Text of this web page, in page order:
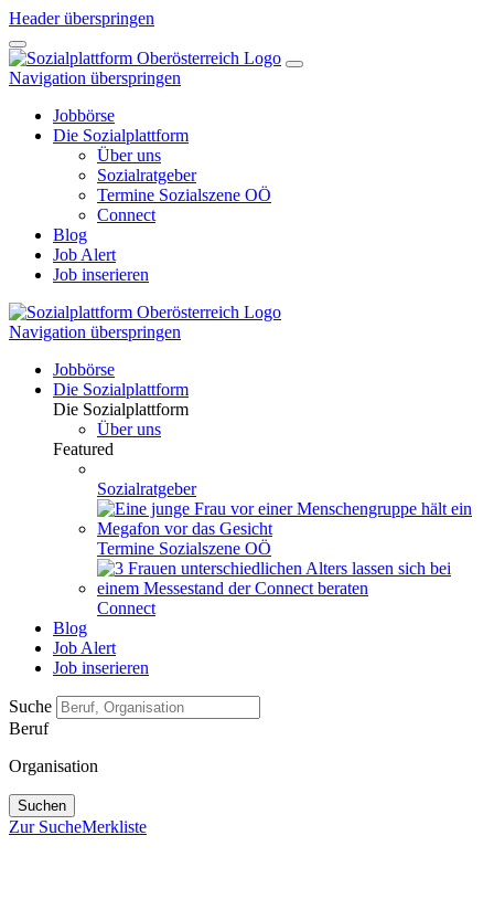
Header überspringen
Navigation überspringen
Jobbörse
Die Sozialplattform
Über uns
Sozialratgeber
Termine Sozialszene OÖ
Connect
Blog
Job Alert
Job inserieren
Navigation überspringen
Jobbörse
Die Sozialplattform
Die Sozialplattform
Über uns
Featured
Sozialratgeber
Termine Sozialszene OÖ
Connect
Blog
Job Alert
Job inserieren
Suche
Beruf
Organisation
Suchen
Zur SucheMerkliste